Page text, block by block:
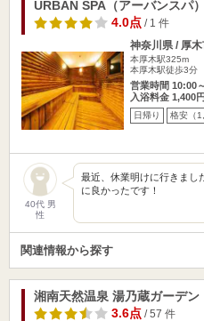
URBAN SPA（アーバンスパ）
4.0点/ 1 件
神奈川県 / 厚
本厚木駅325m
本厚木駅徒歩3分
営業時間 10:00
入浴料金 1,400
日帰り 格安（
40代 男
性
最近、休業明けに行きまし
に良かったです！
関連情報から探す
湘南天然温泉 湯乃蔵ガーデン
3.6点/ 57 件